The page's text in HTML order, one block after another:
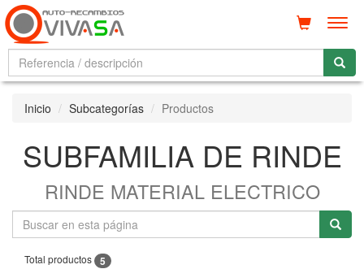
Inicio Subcategorías Productos
SUBFAMILIA DE RINDE
RINDE MATERIAL ELECTRICO
Total productos 5